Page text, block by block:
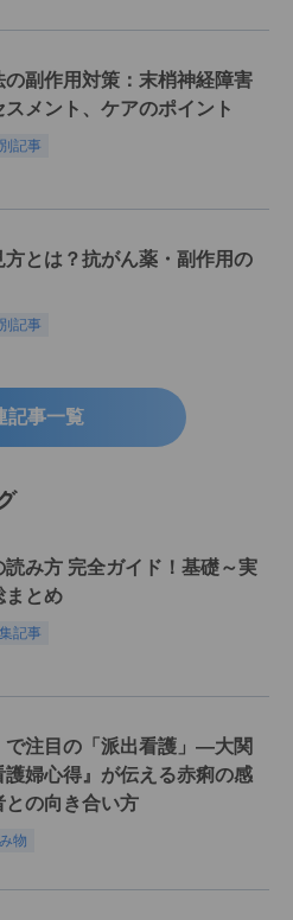
の副作用対策：末梢神経障害
メント、ケアのポイント
記事
方とは？抗がん薬・副作用の
記事
記事一覧
読み方 完全ガイド！基礎～実
まとめ
記事
で注目の「派出看護」―大関
護婦心得』が伝える赤痢の感
との向き合い方
物